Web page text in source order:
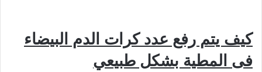
كيف يتم رفع عدد كرات الدم البيضاء
فى المطية بشكل طبيعي